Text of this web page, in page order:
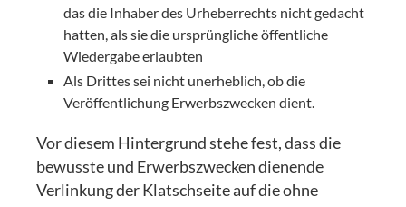
das die Inhaber des Urheberrechts nicht gedacht
hatten, als sie die ursprüngliche öffentliche
Wiedergabe erlaubten
Als Drittes sei nicht unerheblich, ob die
Veröffentlichung Erwerbszwecken dient.
Vor diesem Hintergrund stehe fest, dass die
bewusste und Erwerbszwecken dienende
Verlinkung der Klatschseite auf die ohne